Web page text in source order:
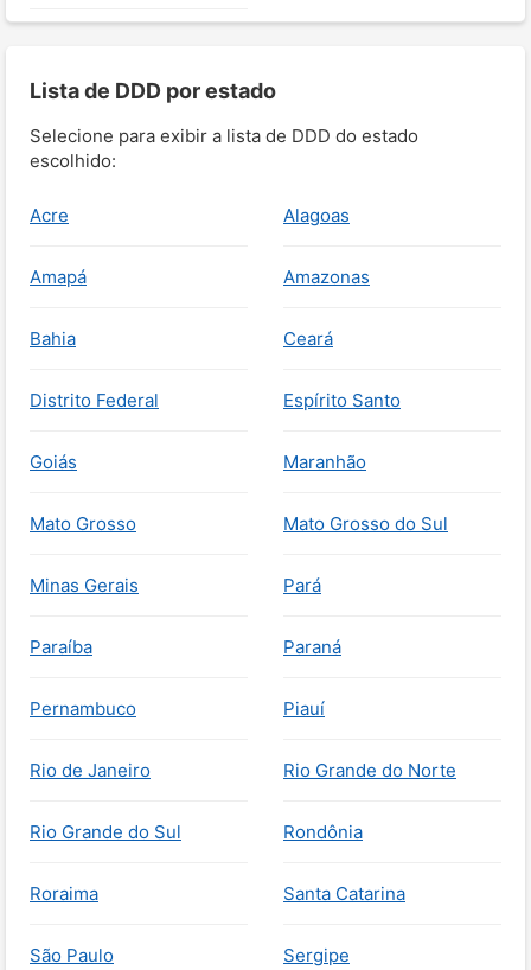
Lista de DDD por estado
Selecione para exibir a lista de DDD do estado
escolhido:
Acre Alagoas
Amapá Amazonas
Bahia Ceará
Distrito Federal Espírito Santo
Goiás Maranhão
Mato Grosso Mato Grosso do Sul
Minas Gerais Pará
Paraíba Paraná
Pernambuco Piauí
Rio de Janeiro Rio Grande do Norte
Rio Grande do Sul Rondônia
Roraima Santa Catarina
São Paulo Sergipe